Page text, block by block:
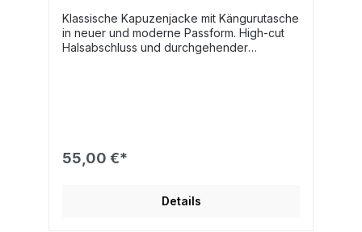
Klassische Kapuzenjacke mit Kängurutasche
in neuer und moderne Passform. High-cut
Halsabschluss und durchgehender
55,00 €*
Details